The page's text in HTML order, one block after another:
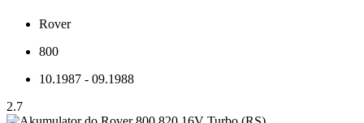
Rover
800
10.1987 - 09.1988
2.7